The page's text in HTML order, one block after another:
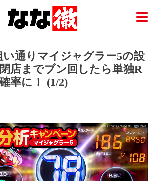
い通りマイジャグラー5の設
店までブン回したら単独R
率に！ (1/2)